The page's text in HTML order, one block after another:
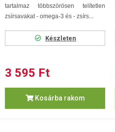
tartalmaz többszörösen telítetlen
zsírsavakat - omega-3 és - zsírs...
Készleten
3 595 Ft
Kosárba rakom